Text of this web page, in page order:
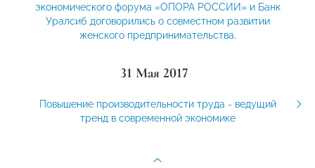
экономического форума «ОПОРА РОССИИ» и Банк
Уралсиб договорились о совместном развитии
женского предпринимательства.
31 Мая 2017
Повышение производительности труда - ведущий
тренд в современной экономике